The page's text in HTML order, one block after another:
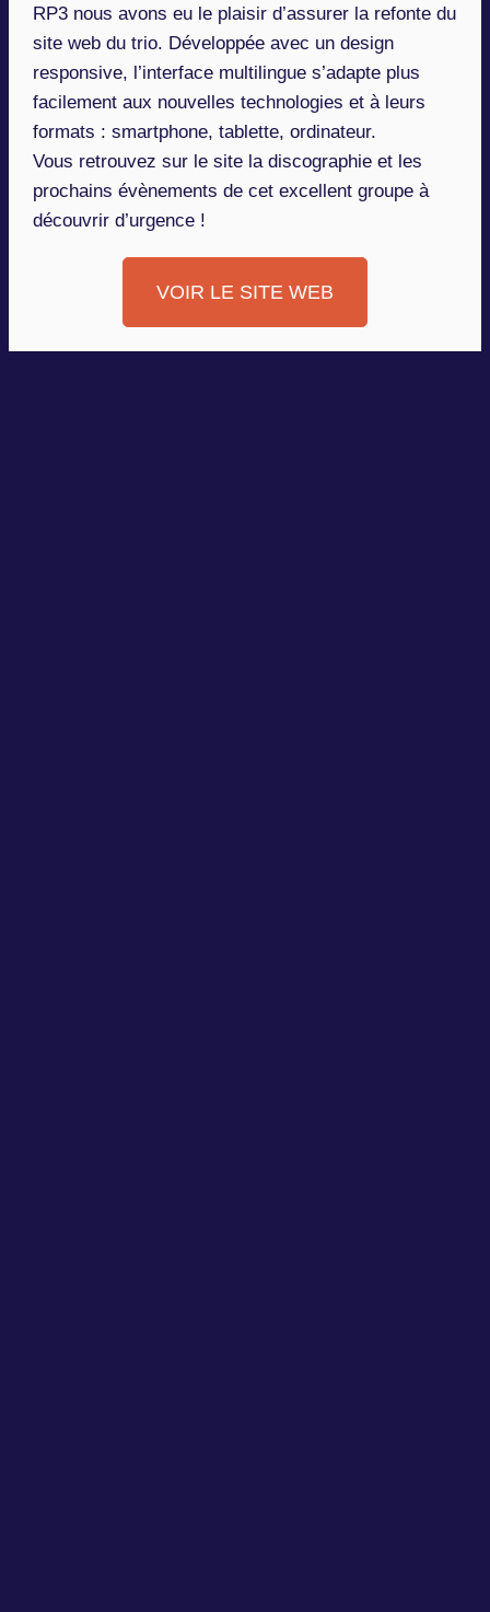
RP3 nous avons eu le plaisir d’assurer la refonte du
site web du trio. Développée avec un design
responsive, l’interface multilingue s’adapte plus
facilement aux nouvelles technologies et à leurs
formats : smartphone, tablette, ordinateur.
Vous retrouvez sur le site la discographie et les
prochains évènements de cet excellent groupe à
découvrir d’urgence !
VOIR LE SITE WEB